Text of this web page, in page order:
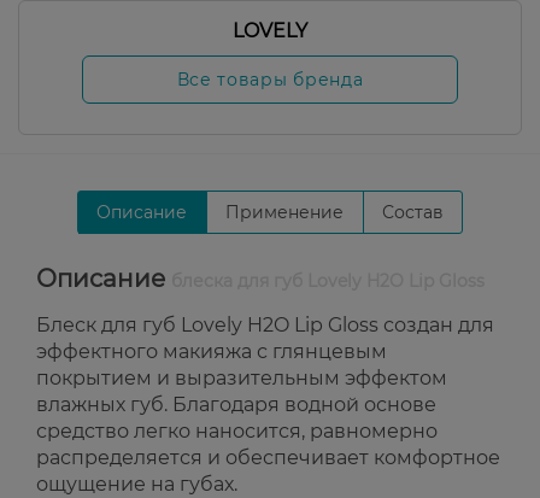
LOVELY
Все товары бренда
Описание Применение Состав
Описание
Блеск для губ Lovely H2O Lip Gloss создан для
эффектного макияжа с глянцевым
покрытием и выразительным эффектом
влажных губ. Благодаря водной основе
средство легко наносится, равномерно
распределяется и обеспечивает комфортное
ощущение на губах.